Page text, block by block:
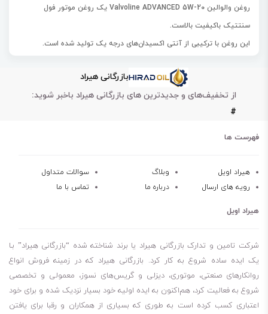
روغن والوالین Valvoline ADVANCED 5W-20 یک روغن موتور
فول
سنتتیک باکیفیت بالاست.
این روغن با ترکیبی از آنتی اکسیدان‌های درجه یک تولید شده است.
می‌باشد.
این محصول
40% حفاظت بیشتر نسبت به استانداردهای صنعتی با
افزودنی‌های ضد سایش پیشرفته، بین قطعات متحرک حیاتی موتور شما
ایجاد می‌کند.
ایجاد سایش، اصطکاک، گرما و رسوبات
این محصولبا به حداقل رساندن آسیب سیستم اگزوز با فرمول کاملا
روغن ده
برابر بهتر از استانداردهای صنعتی است.
روغن موتور باکیفیت بالا
فول سینتتک
بازرگانی هیراد
از تخفیف‌های و جدیدترین های بازرگانی هیراد باخبر شوید:
#
فهرست ها
هیراد اویل وبلاگ
سوالات متداول
رویه های ارسال
درباره ما تماس با ما
هیراد اویل
شرکت تامین و تدارک بازرگانی هیراد یا برند شناخته شده “بازرگانی هیراد” بـا
یک ایده ساده شروع به کار کرد. بازرگانی هیراد که در زمینه فروش انواع
روانکارهای صنعتی، موتوری، دیزلی و گریس‌های نسوز، معمولی و تخصصی
شروع به فعالیت کرد، هم‌اکنون به ایده اولیه خود بسیار نزدیک شده و برای خود
اعتباری کسب کرده است به طوری که بسیاری از همکاران و رقبا برای یافتن